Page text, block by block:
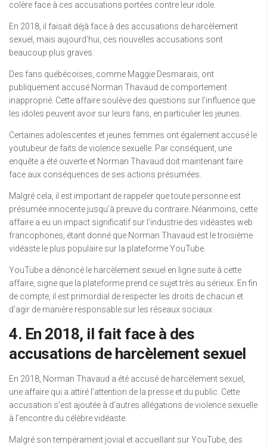
colère face à ces accusations portées contre leur idole.
En 2018, il faisait déjà face à des accusations de harcèlement
sexuel, mais aujourd’hui, ces nouvelles accusations sont
beaucoup plus graves.
Des fans québécoises, comme Maggie Desmarais, ont
publiquement accusé Norman Thavaud de comportement
inapproprié. Cette affaire soulève des questions sur l’influence que
les idoles peuvent avoir sur leurs fans, en particulier les jeunes.
Certaines adolescentes et jeunes femmes ont également accusé le
youtubeur de faits de violence sexuelle. Par conséquent, une
enquête a été ouverte et Norman Thavaud doit maintenant faire
face aux conséquences de ses actions présumées.
Malgré cela, il est important de rappeler que toute personne est
présumée innocente jusqu’à preuve du contraire. Néanmoins, cette
affaire a eu un impact significatif sur l’industrie des vidéastes web
francophones, étant donné que Norman Thavaud est le troisième
vidéaste le plus populaire sur la plateforme YouTube.
YouTube a dénoncé le harcèlement sexuel en ligne suite à cette
affaire, signe que la plateforme prend ce sujet très au sérieux. En fin
de compte, il est primordial de respecter les droits de chacun et
d’agir de manière responsable sur les réseaux sociaux.
4. En 2018, il fait face à des
accusations de harcèlement sexuel
En 2018, Norman Thavaud a été accusé de harcèlement sexuel,
une affaire qui a attiré l’attention de la presse et du public. Cette
accusation s’est ajoutée à d’autres allégations de violence sexuelle
à l’encontre du célèbre vidéaste.
Malgré son tempérament jovial et accueillant sur YouTube, des